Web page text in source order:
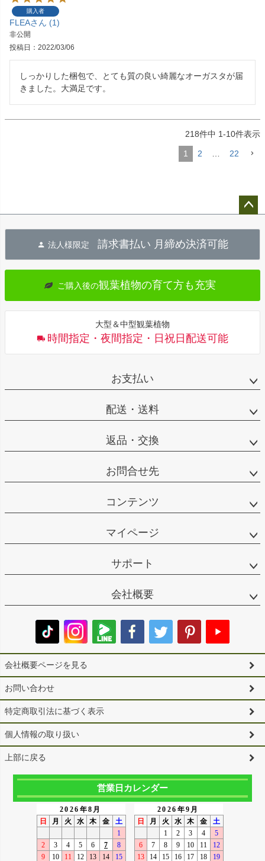
購入者
FLEA 1
非公開
投稿日
2022/03/06
しっかりした梱包で、とても質の良い綺麗なオーガスタが届
きました。大満足です。
218件中 1-10件表示
1 2 22
へ
法人様限定 請求書払い 月締め決済可能
ご購入後の観葉植物の育て方も充実
大型＆中型観葉植物
時間指定・夜間指定・日祝日配送可能
お支払い
配送・送料
返品・交換
お問合せ先
コンテンツ
マイページ
サポート
会社概要
会社概要ページを見る
お問い合わせ
特定商取引法に基づく表示
個人情報の取り扱い
上部に戻る
営業日カレンダー